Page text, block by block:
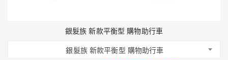
銀髮族 新款平衡型 購物助行車
銀髮族 新款平衡型 購物助行車